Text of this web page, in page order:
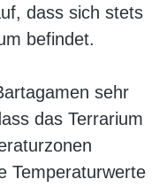
dass sich stets
befindet.
sehr
das Terrarium
Temperaturwerte